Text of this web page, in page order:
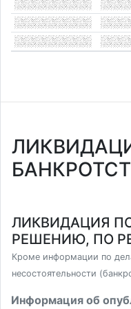
ЛИКВИДАЦИЯ
РЕШЕНИЮ, ПО
Кроме информации по
несостоятельности
Информация об